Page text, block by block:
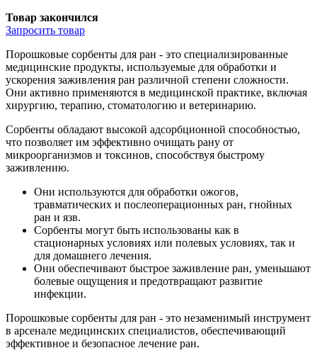
Товар закончился
Запросить товар
Порошковые сорбенты для ран - это специализированные
медицинские продукты, используемые для обработки и
ускорения заживления ран различной степени сложности.
Они активно применяются в медицинской практике, включая
хирургию, терапию, стоматологию и ветеринарию.
Сорбенты обладают высокой адсорбционной способностью,
что позволяет им эффективно очищать рану от
микроорганизмов и токсинов, способствуя быстрому
заживлению.
Они используются для обработки ожогов,
травматических и послеоперационных ран, гнойных
ран и язв.
Сорбенты могут быть использованы как в
стационарных условиях или полевых условиях, так и
для домашнего лечения.
Они обеспечивают быстрое заживление ран, уменьшают
болевые ощущения и предотвращают развитие
инфекции.
Порошковые сорбенты для ран - это незаменимый инструмент
в арсенале медицинских специалистов, обеспечивающий
эффективное и безопасное лечение ран.